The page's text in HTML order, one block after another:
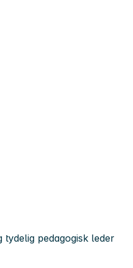
pedagogisk leder